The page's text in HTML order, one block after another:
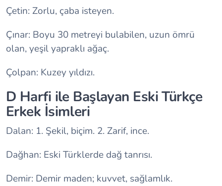
Çetin: Zorlu, çaba isteyen.
Çınar: Boyu 30 metreyi bulabilen, uzun ömrü
olan, yeşil yapraklı ağaç.
Çolpan: Kuzey yıldızı.
D Harfi ile Başlayan Eski Türkçe
Erkek İsimleri
Dalan: 1. Şekil, biçim. 2. Zarif, ince.
Dağhan: Eski Türklerde dağ tanrısı.
Demir: Demir maden; kuvvet, sağlamlık.